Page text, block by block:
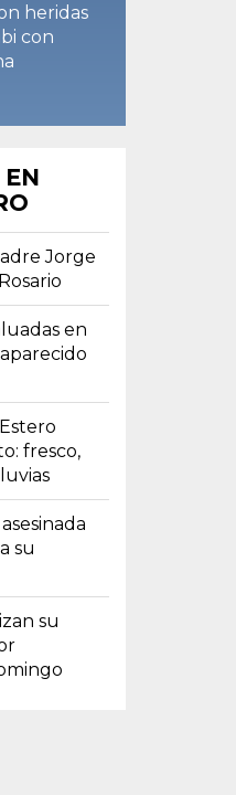
heridas
con
Jorge
en
fresco,
su
su